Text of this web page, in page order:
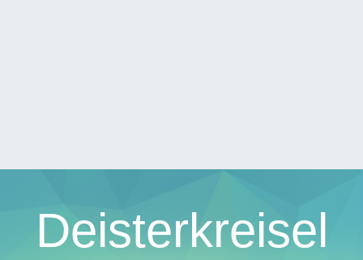
Deisterkreisel